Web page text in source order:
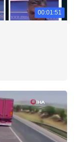
00:01:51